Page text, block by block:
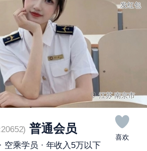
江苏 南京市
普通会员
空乘学员 · 年收入5万以下
喜欢
发红包